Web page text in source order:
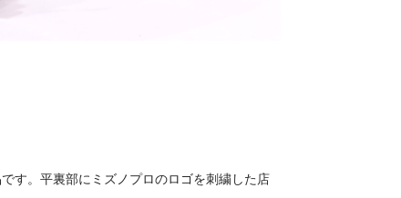
す。平裏部にミズノプロのロゴを刺繍した店